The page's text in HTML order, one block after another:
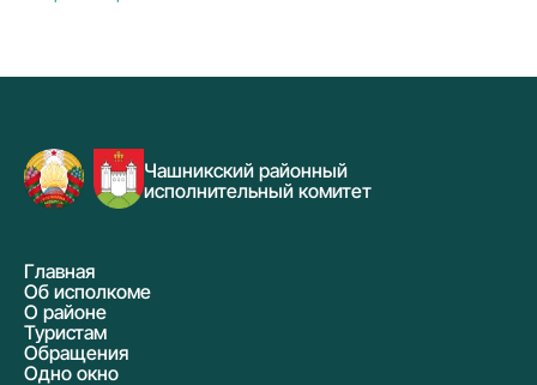
Чашникский районный
исполнительный комитет
Главная
Об исполкоме
О районе
Туристам
Обращения
Одно окно